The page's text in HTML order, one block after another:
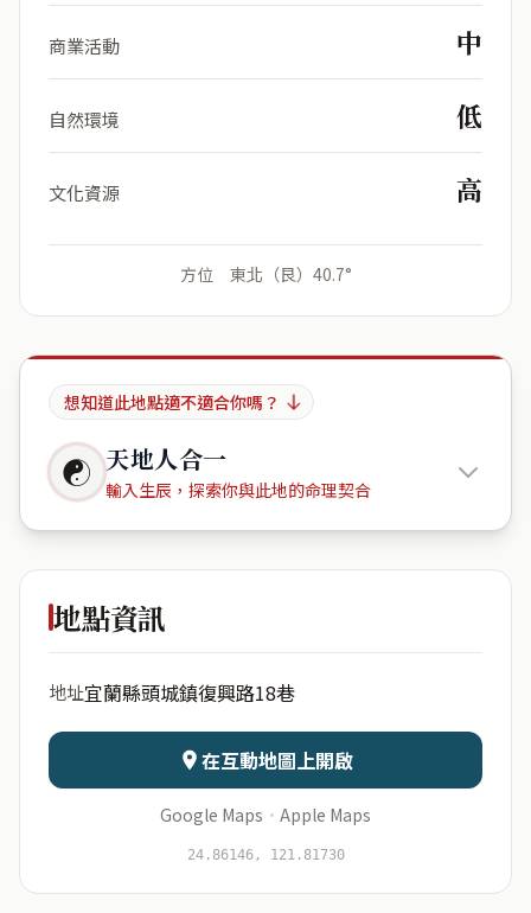
商業活動 中
自然環境 低
文化資源 高
方位 東北（艮）40.7°
想知道此地點適不適合你嗎？
☯ 天地人合一
輸入生辰，探索你與此地的命理契合
搖擺腳夢
日期 出生時辰
資料僅用於即時分析，不會儲存於伺服器
地點資訊
地址宜蘭縣頭城鎮復興路18巷
在互動地圖上開啟
Google Maps · Apple Maps
24.86146, 121.81730